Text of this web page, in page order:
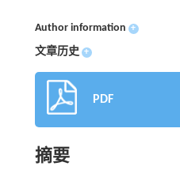
Author information +
文章历史 +
PDF
摘要